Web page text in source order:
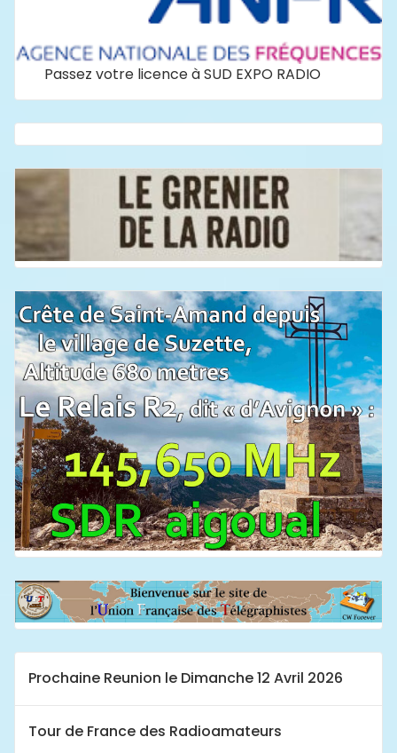
Passez votre licence à SUD EXPO RADIO
Prochaine Reunion le Dimanche 12 Avril 2026
Tour de France des Radioamateurs